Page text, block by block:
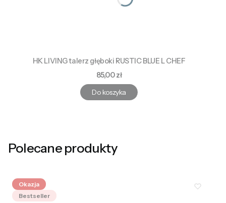
HK LIVING talerz głęboki RUSTIC BLUE L CHEF
Cena
85,00 zł
Do koszyka
Polecane produkty
Okazja
Bestseller